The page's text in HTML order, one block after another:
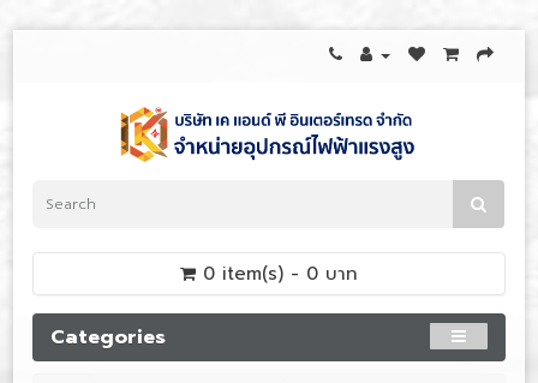
0 item(s) - 0 บาท
Categories